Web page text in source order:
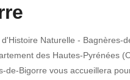
Naturelle - Bagnères-
des Hautes-Pyrénées
de-Bigorre vous accueillera